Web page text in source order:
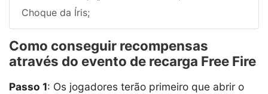
Choque da Íris;
Como conseguir recompensas
através do evento de recarga Free Fire
Passo 1: Os jogadores terão primeiro que abrir o